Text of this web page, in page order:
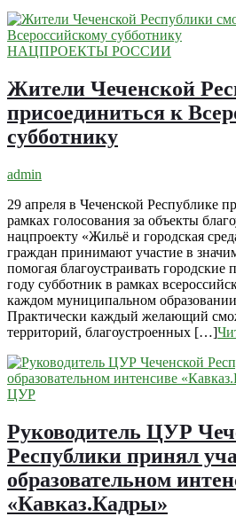
НАЦПРОЕКТЫ РОССИИ
Жители Чеченской
присоединиться к
субботнику
admin
29 апреля в Чеченской Республике
рамках голосования за объекты
нацпроекту «Жильё и городская
граждан принимают участие в
помогая благоустраивать городские
году субботник в рамках
каждом муниципальном
Практически каждый желающий
территорий, благоустроенных […]
ЦУР
Руководитель ЦУР
Республики принял
образовательном
«Кавказ.Кадры»